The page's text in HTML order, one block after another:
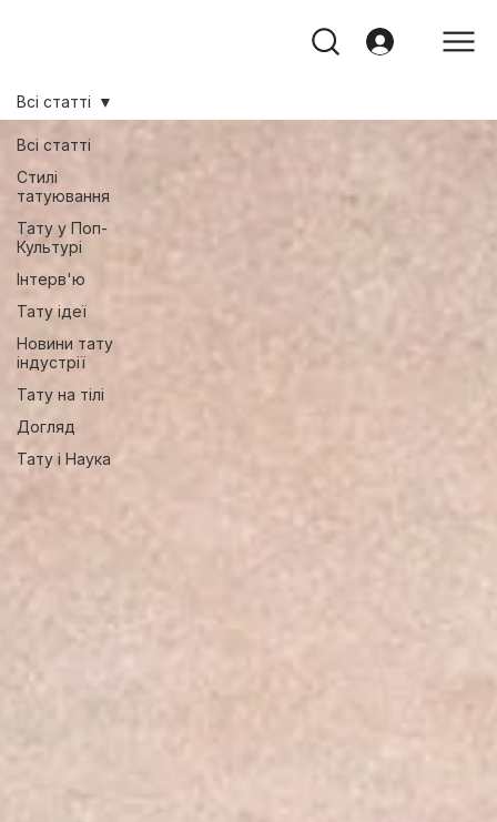
Всі статті
Стилі
татуювання
Тату у Поп-
Культурі
Інтерв'ю
Тату ідеї
Новини тату
індустрії
Тату на тілі
Догляд
Тату і Наука
Всі статті